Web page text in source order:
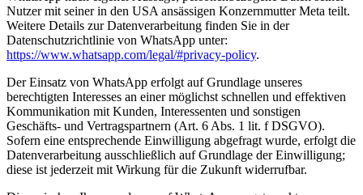
Nutzer mit seiner in den USA ansässigen Konzernmutter Meta teilt.
Weitere Details zur Datenverarbeitung finden Sie in der
Datenschutzrichtlinie von WhatsApp unter:
https://www.whatsapp.com/legal/#privacy-policy.
Der Einsatz von WhatsApp erfolgt auf Grundlage unseres
berechtigten Interesses an einer möglichst schnellen und effektiven
Kommunikation mit Kunden, Interessenten und sonstigen
Geschäfts- und Vertragspartnern (Art. 6 Abs. 1 lit. f DSGVO).
Sofern eine entsprechende Einwilligung abgefragt wurde, erfolgt die
Datenverarbeitung ausschließlich auf Grundlage der Einwilligung;
diese ist jederzeit mit Wirkung für die Zukunft widerrufbar.